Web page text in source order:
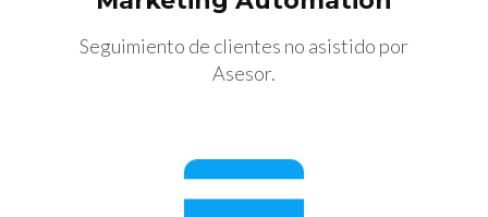
Seguimiento de clientes no asistido por
Asesor.